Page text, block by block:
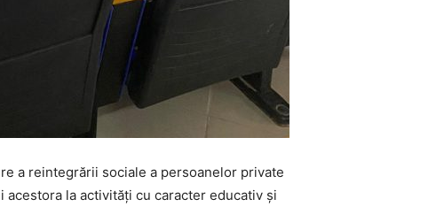
a reintegrării sociale a persoanelor private
la activități cu caracter educativ și